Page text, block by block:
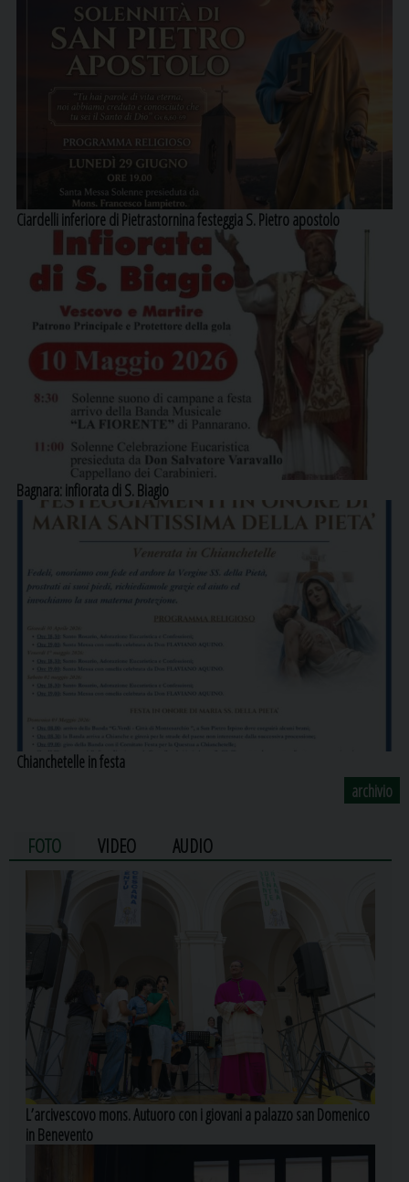
Ciardelli inferiore di Pietrastornina festeggia S. Pietro apostolo
Bagnara: infiorata di S. Biagio
Chianchetelle in festa
archivio
FOTO VIDEO AUDIO
L’arcivescovo mons. Autuoro con i giovani a palazzo san Domenico
in Benevento